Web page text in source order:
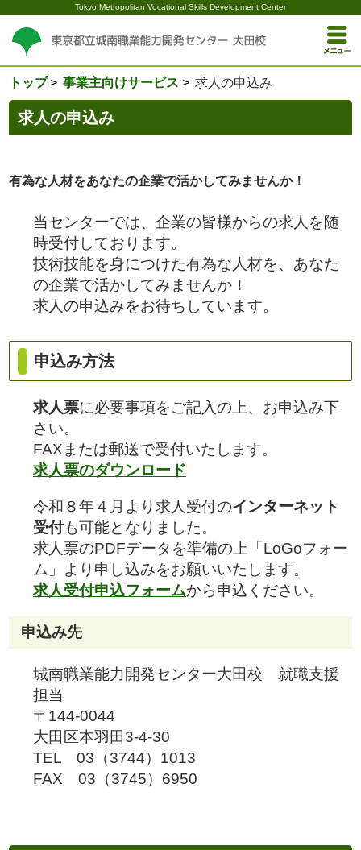
Tokyo Metropolitan Vocational Skills Development Center
トップ 事業主向けサービス 求人の申込み
求人の申込み
有為な人材をあなたの企業で活かしてみませんか！
当センターでは、企業の皆様からの求人を随
時受付しております。
技術技能を身につけた有為な人材を、あなた
の企業で活かしてみませんか！
求人の申込みをお待ちしています。
申込み方法
求人票に必要事項をご記入の上、お申込み下
さい。
FAXまたは郵送で受付いたします。
求人票のダウンロード
令和８年４月より求人受付のインターネット
受付も可能となりました。
求人票のPDFデータを準備の上「LoGoフォー
ム」より申し込みをお願いいたします。
求人受付申込フォームから申込ください。
申込み先
城南職業能力開発センター大田校 就職支援
担当
〒144-0044
大田区本羽田3-4-30
TEL 03（3744）1013
FAX 03（3745）6950